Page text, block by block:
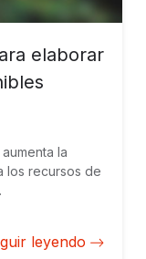
elaborar
la
los recursos de
leyendo